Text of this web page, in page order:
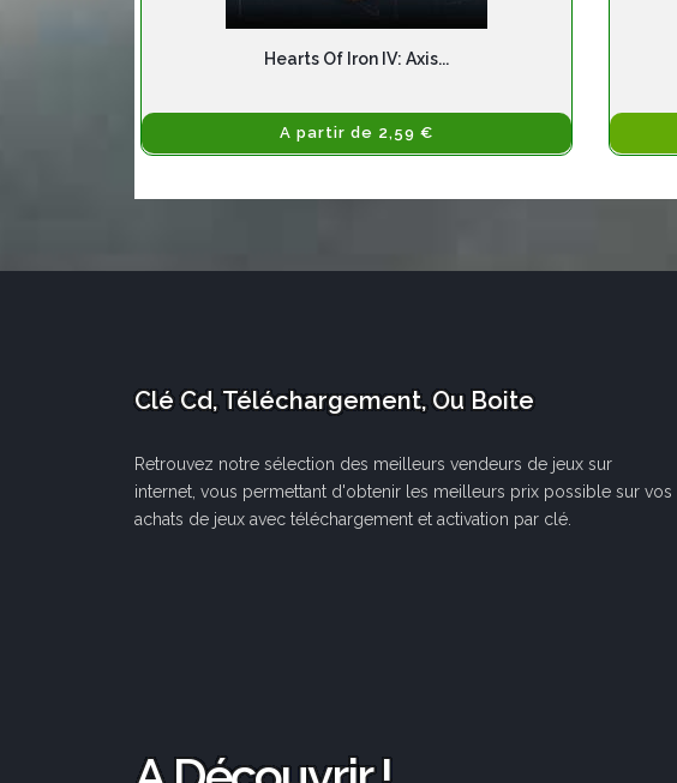
Hearts Of Iron IV: Axis...
A partir de 2,59 €
Clé Cd, Téléchargement, Ou Boite
Retrouvez notre sélection des meilleurs vendeurs de jeux sur
internet, vous permettant d'obtenir les meilleurs prix possible sur vos
achats de jeux avec téléchargement et activation par clé.